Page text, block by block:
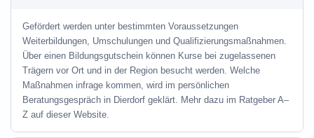
Gefördert werden unter bestimmten Voraussetzungen
Weiterbildungen, Umschulungen und Qualifizierungsmaßnahmen.
Über einen Bildungsgutschein können Kurse bei zugelassenen
Trägern vor Ort und in der Region besucht werden. Welche
Maßnahmen infrage kommen, wird im persönlichen
Beratungsgespräch in Dierdorf geklärt. Mehr dazu im Ratgeber A–
Z auf dieser Website.